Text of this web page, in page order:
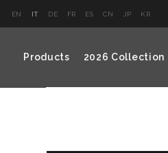
EN IT DE FR ES CN JP KR
Products 2026 Collection